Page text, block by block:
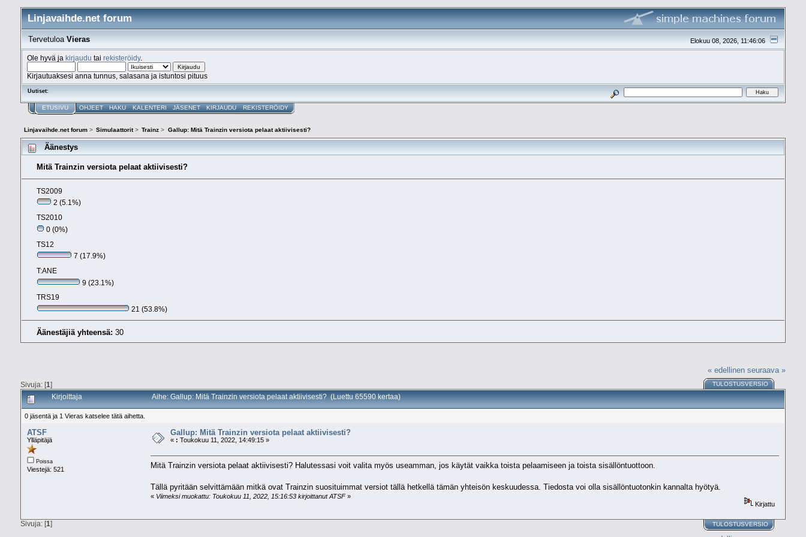
Linjavaihde.net forum
Elokuu 08, 2026, 11:46:06
TervetuloaVieras
Ole hyvä ja kirjaudu tai rekisteröidy.
Kirjautuaksesi anna tunnus, salasana ja istuntosi pituus
Uutiset:
ETUSIVU OHJEET HAKU KALENTERI JÄSENET KIRJAUDU REKISTERÖIDY
Linjavaihde.net forum > Simulaattorit> Trainz > Gallup: Mitä Trainzin versiota pelaat aktiivisesti?
Äänestys
Mitä Trainzin versiota pelaat aktiivisesti?
TS2009
2 (5.1%)
TS2010
0 (0%)
TS12
7 (17.9%)
T:ANE
9 (23.1%)
TRS19
21 (53.8%)
Äänestäjiä yhteensä: 30
« edellinen seuraava »
Sivuja: [1] TULOSTUSVERSIO
Kirjoittaja Aihe: Gallup: Mitä Trainzin versiota pelaat aktiivisesti? (Luettu 65590 kertaa)
0 jäsentä ja 1 Vieras katselee tätä aihetta.
ATSF
Ylläpitäjä
Poissa
Viestejä: 521
Gallup: Mitä Trainzin versiota pelaat aktiivisesti?
« : Toukokuu 11, 2022, 14:49:15 »
Mitä Trainzin versiota pelaat aktiivisesti? Halutessasi voit valita myös useamman, jos käytät vaikka toista pelaamiseen ja toista sisällöntuottoon.
Tällä pyritään selvittämään mitkä ovat Trainzin suosituimmat versiot tällä hetkellä tämän yhteisön keskuudessa. Tiedosta voi olla sisällöntuotonkin kannalta hyötyä.
« Viimeksi muokattu: Toukokuu 11, 2022, 15:16:53 kirjoittanut ATSF»
Kirjattu
TULOSTUSVERSIO
Sivuja: [1]